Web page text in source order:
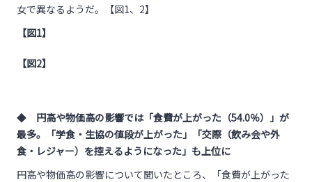
女で異なるようだ。【図1、 2】
【図1】
【図2】
◆ 円高や物価高の影響では「食費が上がった（54.0％）」が
最多。
「学食・生協の値段が上がった」「交際（飲み会や外
食・レジャー）を控えるようになった」も上位に
円高や物価高の影響について聞いたところ、「食費が上がった